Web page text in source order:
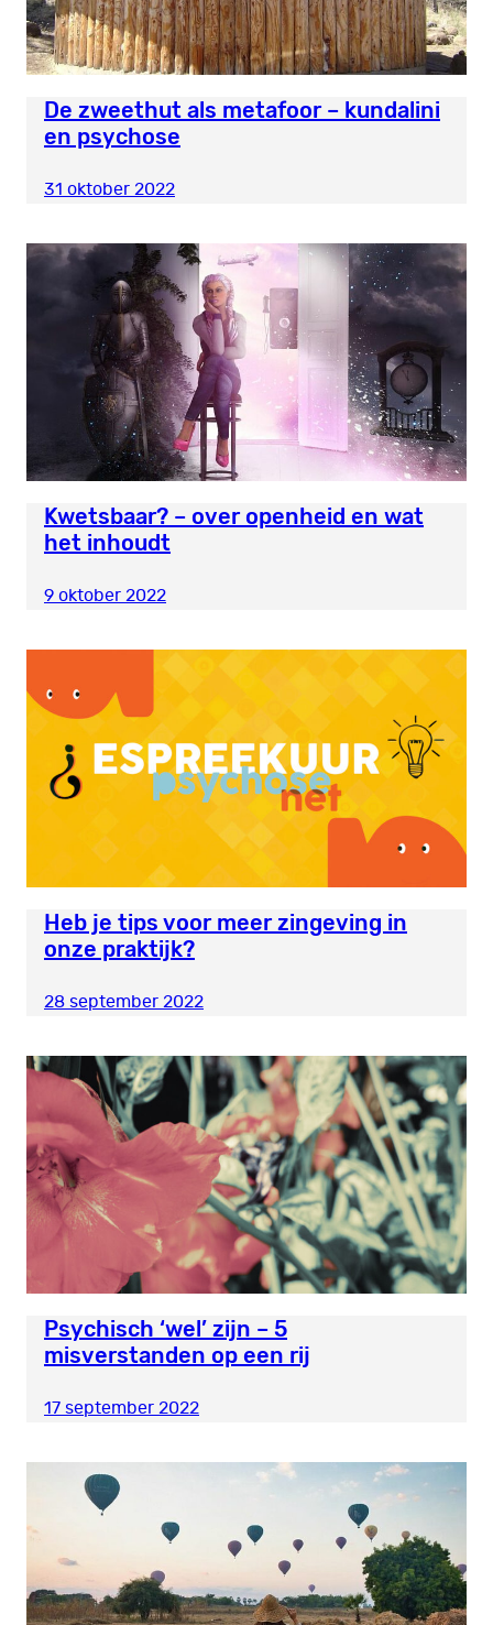
De zweethut als metafoor – kundalini
en psychose
31 oktober 2022
Kwetsbaar? – over openheid en wat
het inhoudt
9 oktober 2022
Heb je tips voor meer zingeving in
onze praktijk?
28 september 2022
Psychisch ‘wel’ zijn – 5
misverstanden op een rij
17 september 2022